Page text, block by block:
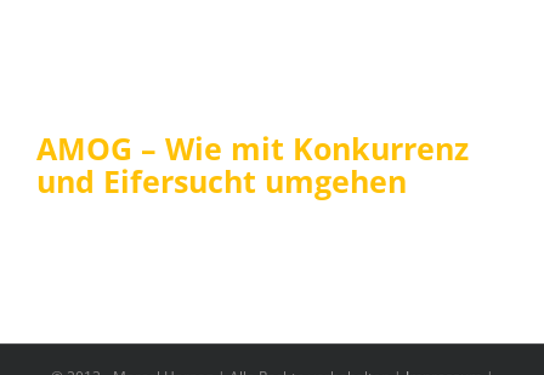
AMOG – Wie mit Konkurrenz
und Eifersucht umgehen